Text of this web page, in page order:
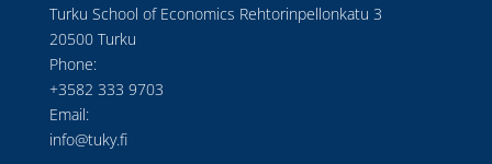
Turku School of Economics Rehtorinpellonkatu 3
20500 Turku
Phone:
+3582 333 9703
Email:
info@tuky.fi